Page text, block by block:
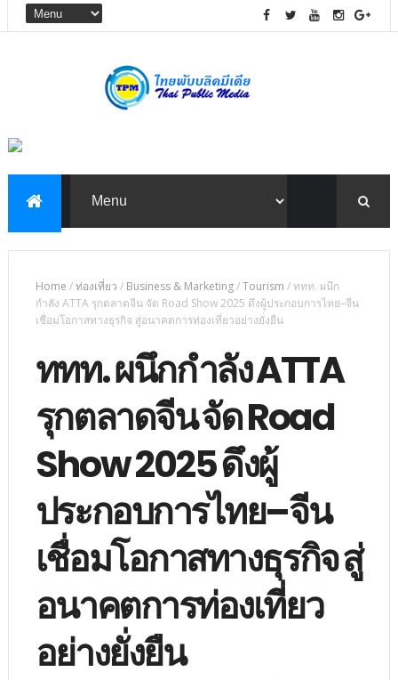
Home /ท่องเที่ยว / Business & Marketing/Tourism /ททท. ผนึก
กำลัง ATTA รุกตลาดจีน จัด Road Show 2025 ดึงผู้ประกอบการไทย–จีน
เชื่อมโอกาสทางธุรกิจ สู่อนาคตการท่องเที่ยวอย่างยั่งยืน
ททท. ผนึกกำลัง ATTA
รุกตลาดจีน จัด Road
Show 2025 ดึงผู้
ประกอบการไทย–จีน
เชื่อมโอกาสทางธุรกิจ สู่
อนาคตการท่องเที่ยว
อย่างยั่งยืน